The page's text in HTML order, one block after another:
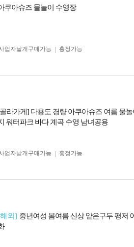
쿠아슈즈 물놀이 수영장
업자 낱개구매가능 흥정가능
라가게] 다용도 경량 아쿠아슈즈 여름 물
워터파크 바다 계곡 수영 남녀공용
업자 낱개구매가능 흥정가능
외] 중년여성 봄여름 신상 얕은구두 평저